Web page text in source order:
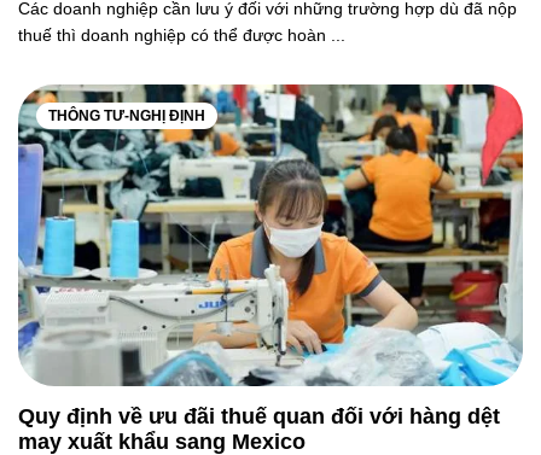
Các doanh nghiệp cần lưu ý đối với những trường hợp dù đã nộp
thuế thì doanh nghiệp có thể được hoàn ...
THÔNG TƯ-NGHỊ ĐỊNH
Quy định về ưu đãi thuế quan đối với hàng dệt
may xuất khẩu sang Mexico